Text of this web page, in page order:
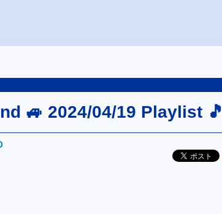
🚙 2024/04/19 Playlist 🎵